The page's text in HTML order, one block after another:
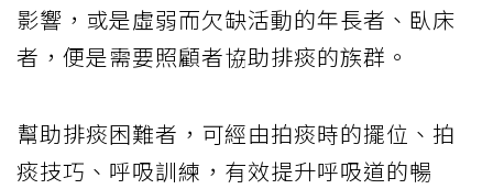
影響，或是虛弱而欠缺活動的年長者、臥床
者，便是需要照顧者協助排痰的族群。
幫助排痰困難者，可經由拍痰時的擺位、拍
痰技巧、呼吸訓練，有效提升呼吸道的暢